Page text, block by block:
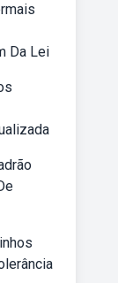
Da Lei